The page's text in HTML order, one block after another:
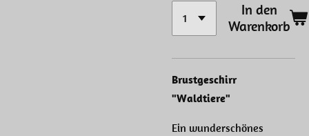
In den
Warenkorb
Brustgeschirr
"Waldtiere"
Ein wunderschönes